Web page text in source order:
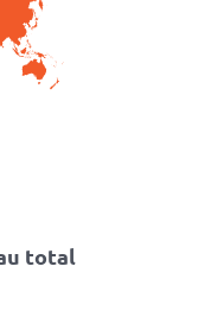
total